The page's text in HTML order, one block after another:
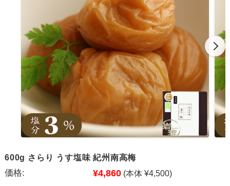
600g さらり うす塩味 紀州南高梅
価格: ¥4,860 (本体 ¥4,500)